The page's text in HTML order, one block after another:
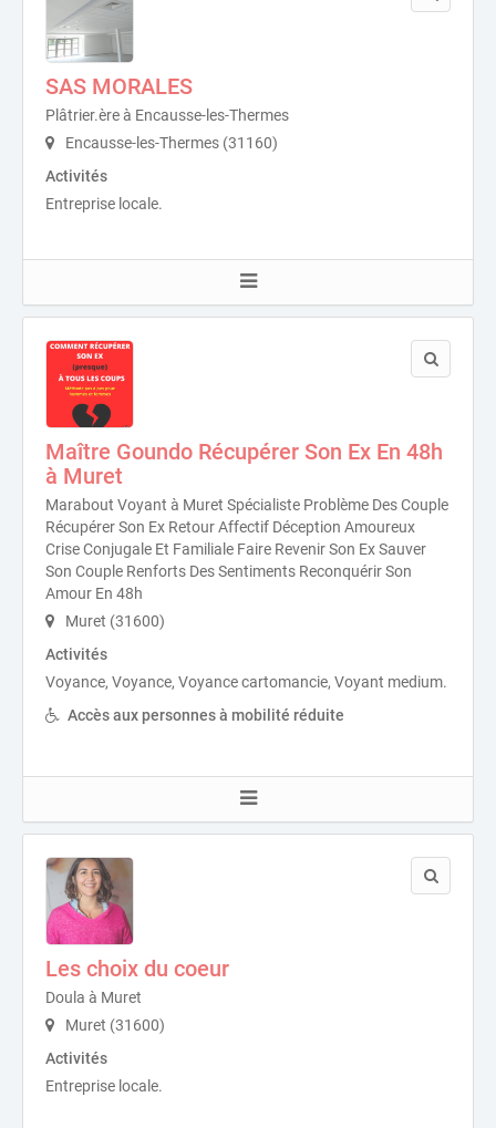
SAS MORALES
Plâtrier.ère à Encausse-les-Thermes
Encausse-les-Thermes (31160)
Activités
Entreprise locale.
Maître Goundo Récupérer Son Ex En 48h
à Muret
Marabout Voyant à Muret Spécialiste Problème Des Couple
Récupérer Son Ex Retour Affectif Déception Amoureux
Crise Conjugale Et Familiale Faire Revenir Son Ex Sauver
Son Couple Renforts Des Sentiments Reconquérir Son
Amour En 48h
Muret (31600)
Activités
Voyance, Voyance, Voyance cartomancie, Voyant medium.
Accès aux personnes à mobilité réduite
Les choix du coeur
Doula à Muret
Muret (31600)
Activités
Entreprise locale.